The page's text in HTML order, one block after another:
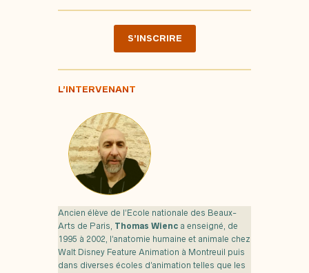
S’INSCRIRE
L’INTERVENANT
Ancien élève de l’Ecole nationale des Beaux-
Arts de Paris, Thomas Wienc a enseigné, de
1995 à 2002, l’anatomie humaine et animale chez
Walt Disney Feature Animation à Montreuil puis
dans diverses écoles d’animation telles que les